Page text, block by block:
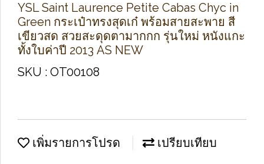
YSL Saint Laurence Petite Cabas Chyc in
Green กระเป๋าทรงสุดเก๋ พร้อมสายสะพาย สี
เขียวสด สวยสะดุดตามากกก รุ่นใหม่ หนังแกะ
ทั้งใบค่าปี 2013 AS NEW
SKU : OT00108
เพิ่มรายการโปรด เปรียบเทียบ